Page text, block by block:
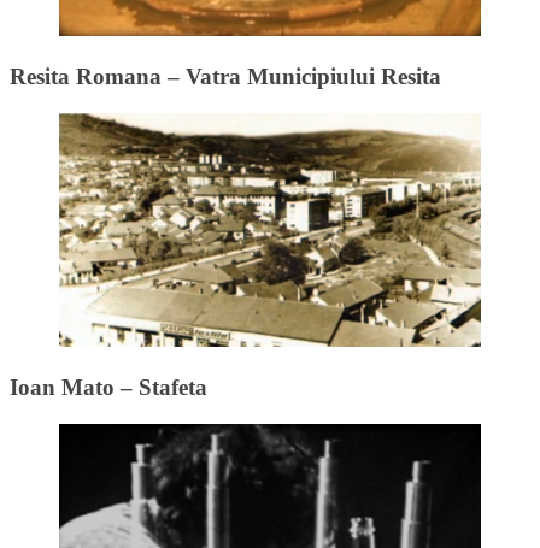
Resita Romana – Vatra Municipiului Resita
Ioan Mato – Stafeta